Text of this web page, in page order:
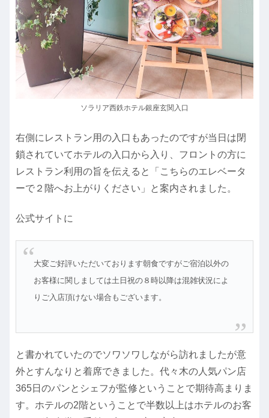
ソラリア西鉄ホテル銀座玄関入口
右側にレストラン用の入口もあったのですが当日は閉
鎖されていてホテルの入口から入り、フロントの方に
レストラン利用の旨を伝えると「こちらのエレベータ
ーで２階へお上がりください」と案内されました。
公式サイトに
大変ご好評いただいております朝食ですがご宿泊以外の
お客様に関しましては土日祝の８時以降は混雑状況によ
りご入店頂けない場合もございます。
と書かれていたのでソワソワしながら訪れましたが意
外とすんなりと着席できました。代々木の人気パン店
365日のパンとシェフが監修ということで期待高まりま
す。ホテルの2階ということで半数以上はホテルのお客